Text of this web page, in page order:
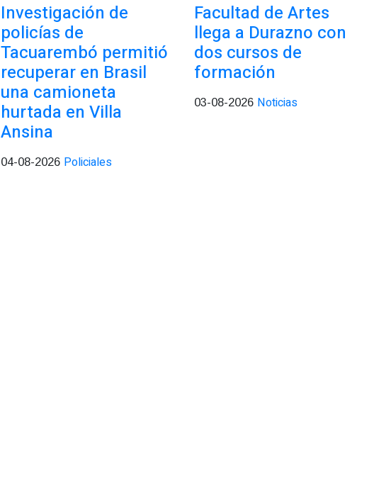
Investigación de
policías de
Tacuarembó permitió
recuperar en Brasil
una camioneta
hurtada en Villa
Ansina
04-08-2026 Policiales
Facultad de Artes
llega a Durazno con
dos cursos de
formación
03-08-2026 Noticias